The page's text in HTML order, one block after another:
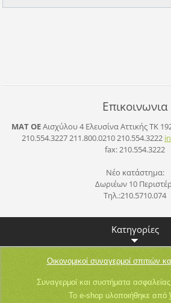
Επικοινωνια
ΜΑΤ ΟΕΑισχύλου 4 Ελευσίνα Αττικής ΤΚ
210.554.3227 211.800.0210 210.554.3222
fax: 210.554.3222
Νέο κατάστημα:
Δωριέων 10
Τηλ.:210.5710.074
Κατηγορίες
Οικονομικοί συναγερμοί σπιτιών
Συναγερμοί και συστήματα ασφαλείας
Το e-shop υλοποιήθηκε από